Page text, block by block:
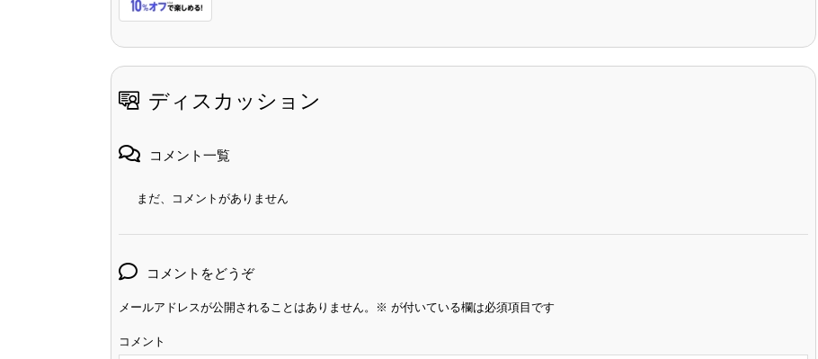
ディスカッション
コメント一覧
まだ、コメントがありません
コメントをどうぞ
メールアドレスが公開されることはありません。 ※ が付いている欄は必須項目です
コメント